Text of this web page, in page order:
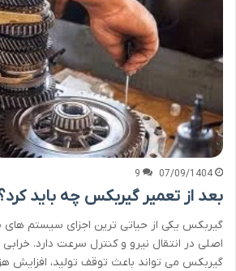
07/09/1404
9
بعد از تعمیر گیربکس چه باید
گیربکس یکی از حیاتی ترین اجزای سیستم
اصلی در انتقال نیرو و کنترل سرعت دارد.
گیربکس می تواند باعث توقف تولید، افزایش